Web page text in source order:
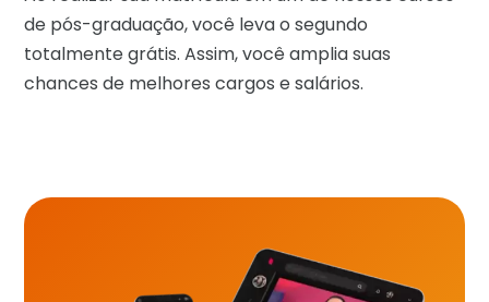
de pós-graduação, você leva o segundo
totalmente grátis. Assim, você amplia suas
chances de melhores cargos e salários.